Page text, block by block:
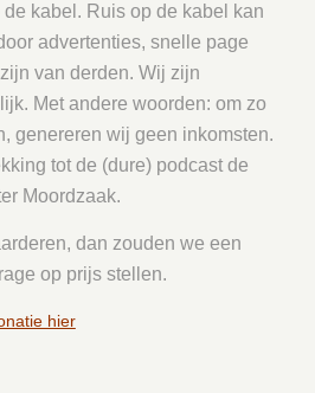
kabel. Ruis op de kabel kan
advertenties, snelle page
van derden. Wij zijn
Met andere woorden: om zo
genereren wij geen inkomsten.
tot de (dure) podcast de
Moordzaak.
dan zouden we een
op prijs stellen.
hier